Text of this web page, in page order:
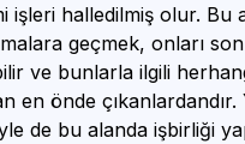
işleri halledilmiş olur. Bu
geçmek, onları son
ve bunlarla ilgili
en önde
de bu alanda işbirliği